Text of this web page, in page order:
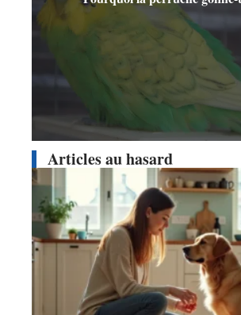
Articles au hasard